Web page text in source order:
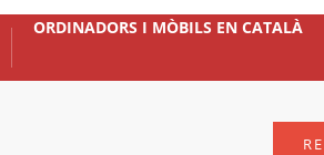
ORDINADORS I MÒBILS EN CATALÀ